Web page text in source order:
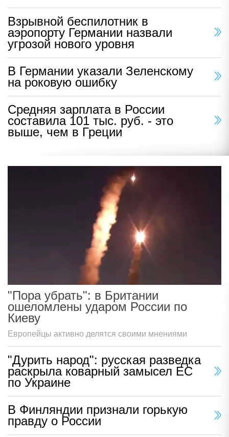
Взрывной беспилотник в
аэропорту Германии назвали
угрозой нового уровня
В Германии указали Зеленскому
на роковую ошибку
Средняя зарплата в России
составила 101 тыс. руб. - это
выше, чем в Греции
"Пора убрать": в Британии
ошеломлены ударом России по
Киеву
Европейцы активно делятся своими мнениями
"Дурить народ": русская разведка
раскрыла коварный замысел ЕС
по Украине
В Финляндии признали горькую
правду о России